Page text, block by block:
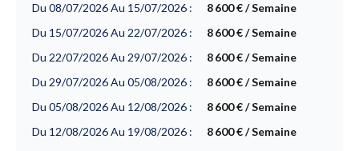
Du 08/07/2026 Au 15/07/2026 :
8 600 € / Semaine
Du 15/07/2026 Au 22/07/2026 :
8 600 € / Semaine
Du 22/07/2026 Au 29/07/2026 :
8 600 € / Semaine
Du 29/07/2026 Au 05/08/2026 :
8 600 € / Semaine
Du 05/08/2026 Au 12/08/2026 :
8 600 € / Semaine
Du 12/08/2026 Au 19/08/2026 :
8 600 € / Semaine